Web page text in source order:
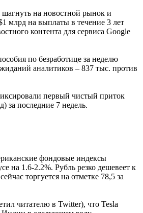
шагнуть на новостной рынок и
млрд на выплаты в течение 3 лет
контента для сервиса Google
по безработице за неделю
аналитиков – 837 тыс. против
первый чистый приток
за последние 7 недель.
фондовые индексы
на 1.6-2.2%. Рубль резко дешевеет к
торгуется на отметке 78,5 за
читателю в Twitter), что Tesla